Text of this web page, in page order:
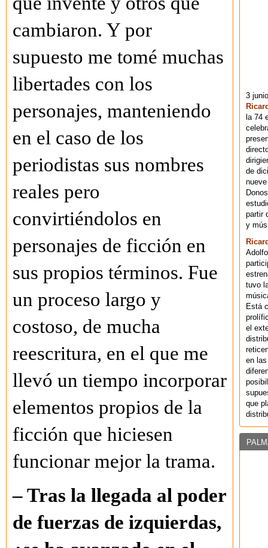
cambiaron. Y por
supuesto me tomé muchas
libertades con los
personajes, manteniendo
en el caso de los
periodistas sus nombres
reales pero
convirtiéndolos en
personajes de ficción en
sus propios términos. Fue
un proceso largo y
costoso, de mucha
reescritura, en el que me
llevó un tiempo incorporar
elementos propios de la
ficción que hiciesen
funcionar mejor la trama.
– Tras la llegada al poder
de fuerzas de izquierdas,
3
la 74
de
partir
y
tuvo
Está
el
en
que